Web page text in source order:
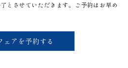
とさせていただきます。ご予約はお早め
ェアを予約する